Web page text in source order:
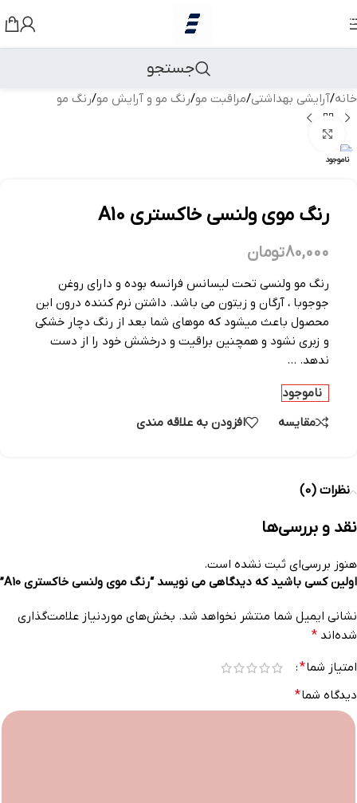
رد کردن به ناوبری
جستجو
خانه/آرایشی بهداشتی/مراقبت مو/رنگ مو و آرایش مو/رنگ مو
ناموجود
رنگ موی ولنسی خاکستری A10
80,000تومان
رنگ مو ولنسی تحت لیسانس فرانسه بوده و دارای روغن
جوجوبا ، آرگان و زیتون می باشد. داشتن نرم کننده درون این
محصول باعث میشود که موهای شما بعد از رنگ دچار خشکی
و زبری نشود و همچنین براقیت و درخشش خود را از دست
ندهد. …
ناموجود
مقایسه
افزودن به علاقه مندی
نظرات (0)
نقد و بررسی‌ها
هنوز بررسی‌ای ثبت نشده است.
اولین کسی باشید که دیدگاهی می نویسد “رنگ موی ولنسی خاکستری A10”
نشانی ایمیل شما منتشر نخواهد شد. بخش‌های موردنیاز علامت‌گذاری
شده‌اند *
امتیاز شما*
دیدگاه شما*